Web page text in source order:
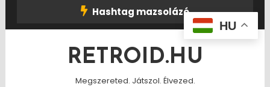
Hashtag mazsolázó
RETROID.HU
Megszereted. Játszol. Élvezed.
HU